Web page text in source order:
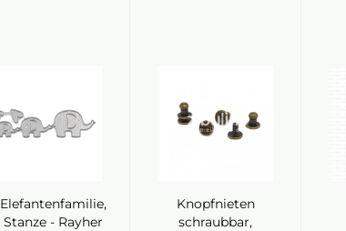
Elefantenfamilie,
Stanze - Rayher
Knopfnieten
schraubbar,